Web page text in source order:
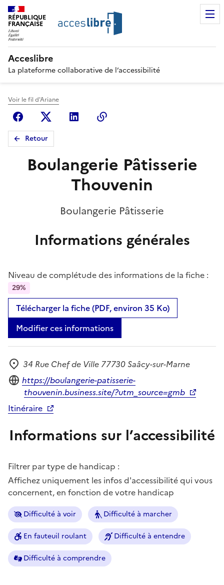
RÉPUBLIQUE
FRANÇAISE
Acceslibre
La plateforme collaborative de l’accessibilité
Voir le fil d'Ariane
FacebookX (anciennement Twitter)
Linkedin
Retour
Boulangerie Pâtisserie
Thouvenin
Boulangerie Pâtisserie
Informations générales
Niveau de complétude des informations de la fiche :
29%
Télécharger la fiche (PDF, environ 35 Ko)
Modifier ces informations
Adresse
34 Rue Chef de Ville 77730 Saâcy-sur-Marne
Site internet
https://boulangerie-patisserie-
thouvenin.business.site/?utm_source=gmb
Itinéraire
Informations sur l’accessibilité
Filtrer par type de handicap :
Affichez uniquement les infos d'accessibilité qui vous
concernent, en fonction de votre handicap
Difficulté à voir Difficulté à marcher
En fauteuil roulant Difficulté à entendre
Difficulté à comprendre